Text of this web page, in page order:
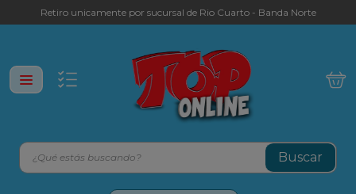
Retiro unicamente por sucursal de Rio Cuarto - Banda Norte
¿Qué estás buscando?